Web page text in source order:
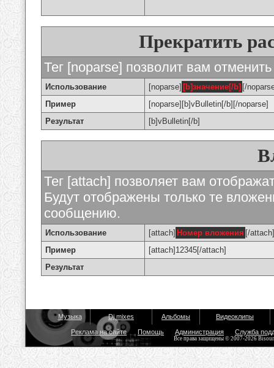
Прекратить
Тег [noparse] позволит вам
Использование [noparse] [b]значение[/b] [/
Пример
[noparse][b]vBulletin[/b][/noparse]
Результат
[b]vBulletin[/b]
Тег [attach] позволяет вам
Будут отображены только те
сообщению.
Использование [attach] Номер вложения [/attach]
Пример
[attach]12345[/attach]
Результат
Музыка Dj mixes Альбомы Видеоклипы
Реклама на сайте Помощь Администрация Служба
Все права защищены © 2007-2026